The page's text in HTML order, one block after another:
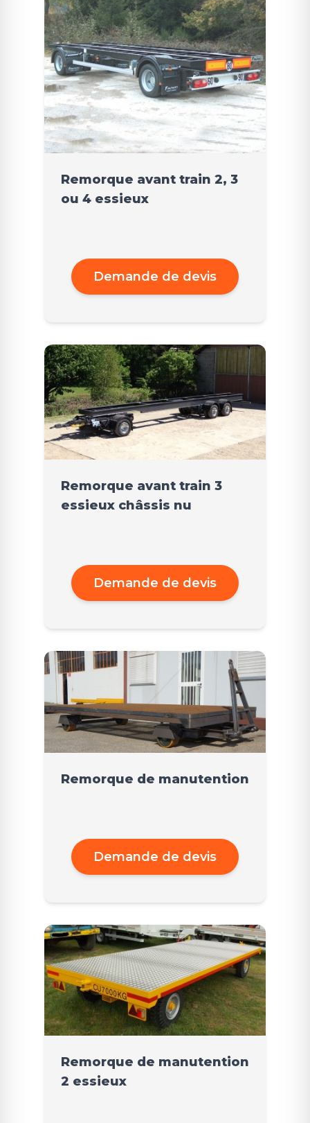
Remorque avant train 2, 3
ou 4 essieux
Demande de devis
Remorque avant train 3
essieux châssis nu
Demande de devis
Remorque de manutention
Demande de devis
Remorque de manutention
2 essieux